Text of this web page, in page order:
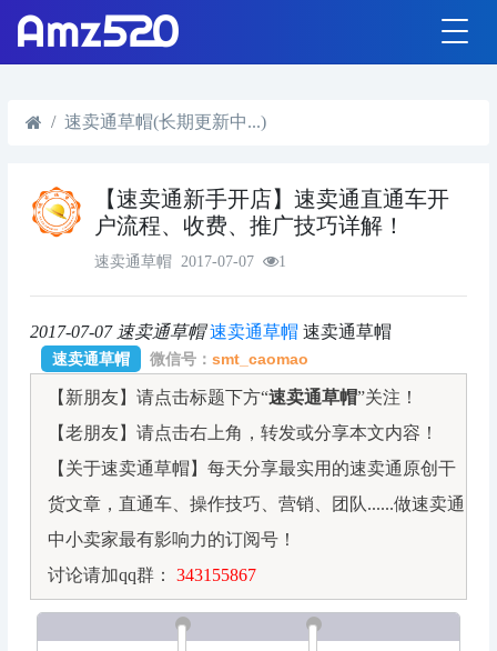
速卖通草帽(长期更新中...)
【速卖通新手开店】速卖通直通车开
户流程、收费、推广技巧详解！
速卖通草帽 2017-07-07 1
2017-07-07 速卖通草帽 速卖通草帽 速卖通草帽
速卖通草帽 微信号： smt_caomao
【新朋友】请点击标题下方“速卖通草帽”关注！
【老朋友】请点击右上角，转发或分享本文内容！
【关于速卖通草帽】每天分享最实用的速卖通原创干
货文章，直通车、操作技巧、营销、团队......做速卖通
中小卖家最有影响力的订阅号！
讨论请加qq群：
343155867